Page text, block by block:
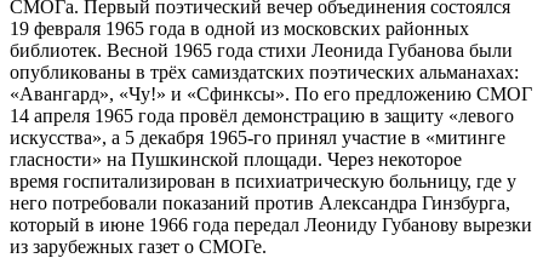
СМОГа. Первый поэтический вечер объединения состоялся
19 февраля 1965 года в одной из московских районных
библиотек. Весной 1965 года стихи Леонида Губанова были
опубликованы в трёх самиздатских поэтических альманахах:
«Авангард», «Чу!» и «Сфинксы». По его предложению СМОГ
14 апреля 1965 года провёл демонстрацию в защиту «левого
искусства», а 5 декабря 1965-го принял участие в «митинге
гласности» на Пушкинской площади. Через некоторое
время госпитализирован в психиатрическую больницу, где у
него потребовали показаний против Александра Гинзбурга,
который в июне 1966 года передал Леониду Губанову вырезки
из зарубежных газет о СМОГе.